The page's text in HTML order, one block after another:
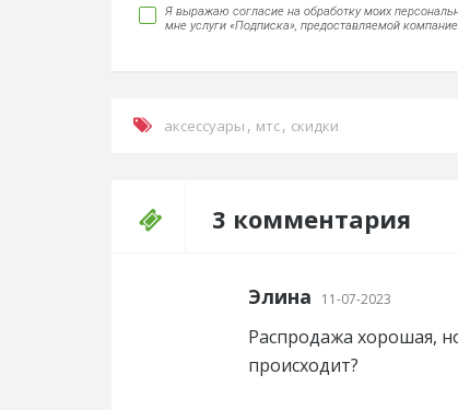
Я выражаю согласие на обработку моих
мне услуги «Подписка», предоставляемой
аксессуары , мтс, скидки
3 комментария
Элина 11-07-2023
Распродажа хорошая,
происходит?